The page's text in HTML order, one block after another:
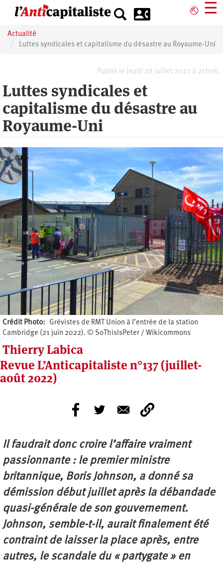
principal
⎋ ☰
Actualité
Luttes syndicales et capitalisme du désastre au Royaume-Uni
Publié le Jeudi 28 juillet 2022 à 21h06.
Luttes syndicales et
capitalisme du désastre au
Royaume-Uni
Crédit Photo
Grévistes de RMT Union à l’entrée de la station
Cambridge (21 juin 2022). © SoThisIsPeter / Wikicommons
Thierry Labica
Revue L’Anticapitaliste n°137 (juillet-
août 2022)
Il faudrait donc croire l’affaire vraiment
passionnante : le premier ministre
britannique, Boris Johnson, a donné sa
démission début juillet après la débandade
quasi-générale de son gouvernement.
Johnson, semble-t-il, aurait finalement été
contraint de laisser la place après, entre
autres, le scandale du « partygate » en